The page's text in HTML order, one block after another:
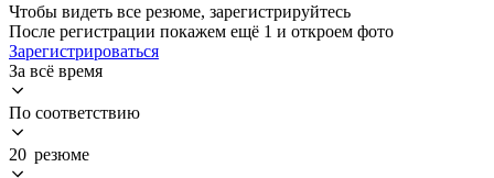
Чтобы видеть все резюме, зарегистрируйтесь
После регистрации покажем ещё 1 и откроем фото
Зарегистрироваться
За всё время
По соответствию
20 резюме